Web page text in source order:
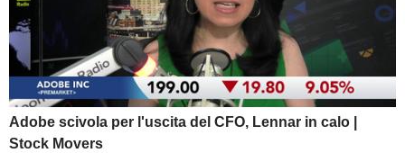
Adobe scivola per l'uscita del CFO, Lennar in calo |
Stock Movers